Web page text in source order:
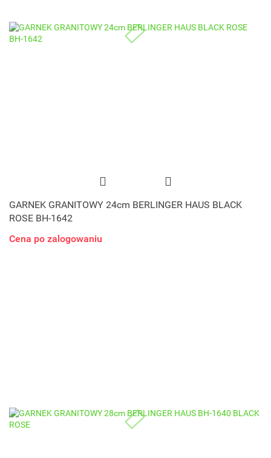
GARNEK GRANITOWY 24cm BERLINGER HAUS BLACK
ROSE BH-1642
Cena po zalogowaniu